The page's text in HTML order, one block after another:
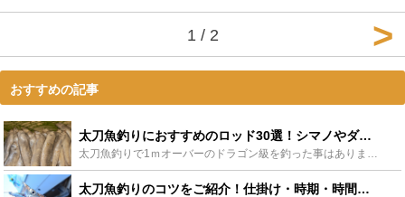
1 / 2
おすすめの記事
太刀魚釣りにおすすめのロッド30選！シマノやダイワのロッドもご紹介 - Leisurego(レジャーゴー)
太刀魚釣りで1ｍオーバーのドラゴン級を釣った事はありますか？太刀魚は高級なお魚ですが、それが自分で釣れるなんて嬉しいですよね。太刀魚釣りは簡単に始められる事や、季節によっては爆釣りできるという事で今...
太刀魚釣りのコツをご紹介！仕掛け・時期・時間帯から見る攻略法 - Leisurego(レジャーゴー)